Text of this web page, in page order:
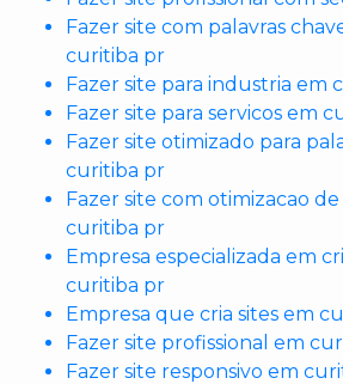
Fazer site com palavras
curitiba pr
Fazer site para industria em
Fazer site para servicos em
Fazer site otimizado para
curitiba pr
Fazer site com otimizacao
curitiba pr
Empresa especializada em
curitiba pr
Empresa que cria sites em
Fazer site profissional em
Fazer site responsivo em